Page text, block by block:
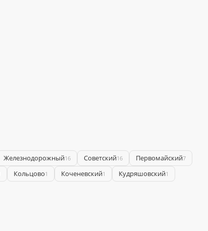
Железнодорожный16 Советский16 Первомайский7
Кольцово1 Коченевский1 Кудряшовский1